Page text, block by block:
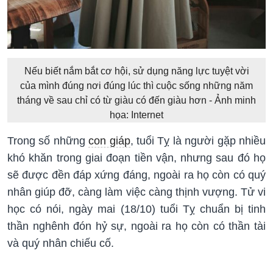
Nếu biết nắm bắt cơ hội, sử dụng năng lực tuyệt vời
của mình đúng nơi đúng lúc thì cuộc sống những năm
tháng về sau chỉ có từ giàu có đến giàu hơn - Ảnh minh
họa: Internet
Trong số nhữngcon giáp, tuổi Tỵ là người gặp nhiều
khó khăn trong giai đoạn tiền vận, nhưng sau đó họ
sẽ được đền đáp xứng đáng, ngoài ra họ còn có quý
nhân giúp đỡ, càng làm việc càng thịnh vượng. Tử vi
học có nói, ngày mai (18/10) tuổi Tỵ chuẩn bị tinh
thần nghênh đón hỷ sự, ngoài ra họ còn có thần tài
và quý nhân chiếu cố.